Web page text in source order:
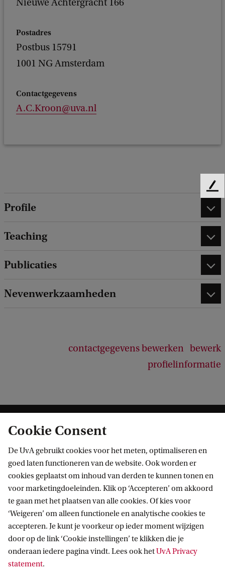
Nieuwe Achtergracht 166
Postadres
Postbus 15791
1001 NG Amsterdam
Contactgegevens
A.C.Kroon@uva.nl
Profile
Teaching
Publicaties
Nevenwerkzaamheden
contactgegevens bewerken bewerk
profielinformatie
Informatie voor
Bachelorstudiekiezers
Masterstudiekiezers
UvA-studenten
Medewerkers
Journalisten
Direct naar
Webmail
Bibliotheek
Vacatures
Contact
Cookie Consent
De UvA gebruikt cookies voor het meten, optimaliseren en
goed laten functioneren van de website. Ook worden er
cookies geplaatst om inhoud van derden te kunnen tonen en
voor marketingdoeleinden. Klik op ‘Accepteren’ om akkoord
te gaan met het plaatsen van alle cookies. Of kies voor
‘Weigeren’ om alleen functionele en analytische cookies te
accepteren. Je kunt je voorkeur op ieder moment wijzigen
door op de link ‘Cookie instellingen’ te klikken die je
onderaan iedere pagina vindt. Lees ook hetUvA Privacy
statement.
F
e
b
a
c
k